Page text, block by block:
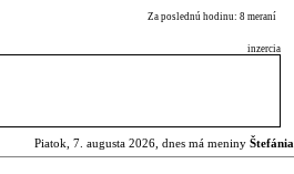
Za poslednú hodinu: 8 meraní
inzercia
Piatok, 7. augusta 2026, dnes má meniny Štefánia